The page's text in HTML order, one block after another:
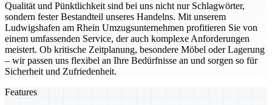
Qualität und Pünktlichkeit sind bei uns nicht nur Schlagwörter,
sondern fester Bestandteil unseres Handelns. Mit unserem
Ludwigshafen am Rhein Umzugsunternehmen profitieren Sie von
einem umfassenden Service, der auch komplexe Anforderungen
meistert. Ob kritische Zeitplanung, besondere Möbel oder Lagerung
– wir passen uns flexibel an Ihre Bedürfnisse an und sorgen so für
Sicherheit und Zufriedenheit.
Features